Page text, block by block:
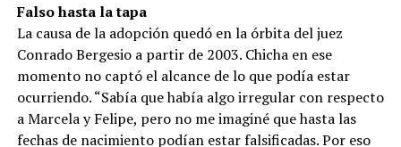
Falso hasta la tapa
La causa de la adopción quedó en la órbita del juez
Conrado Bergesio a partir de 2003. Chicha en ese
momento no captó el alcance de lo que podía estar
ocurriendo. “Sabía que había algo irregular con respecto
a Marcela y Felipe, pero no me imaginé que hasta las
fechas de nacimiento podían estar falsificadas. Por eso